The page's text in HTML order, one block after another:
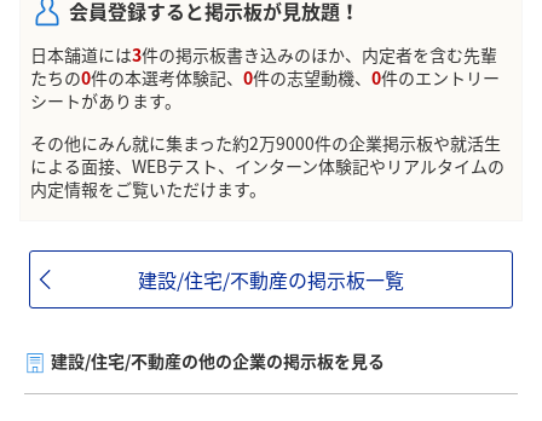
会員登録すると掲示板が見放題！
日本舗道には3件の掲示板書き込みのほか、内定者を含む先輩
たちの0件の本選考体験記、 0件の志望動機、 0件のエントリー
シートがあります。
その他にみん就に集まった約2万9000件の企業掲示板や就活生
による面接、WEBテスト、インターン体験記やリアルタイムの
内定情報をご覧いただけます。
建設/住宅/不動産の掲示板一覧
建設/住宅/不動産の他の企業の掲示板を見る